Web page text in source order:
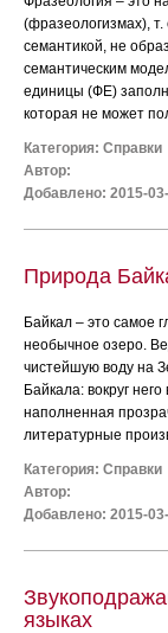
(фразеологизмах),
семантикой, не
семантическим
единицы (ФЕ)
которая не может
Категория: Справки
Автор:
Добавлено: 2015-
Природа
Байкал – это самое
необычное озеро.
чистейшую воду на
Байкала: вокруг
наполненная
литературные
Категория: Справки
Автор:
Добавлено: 2015-
языках